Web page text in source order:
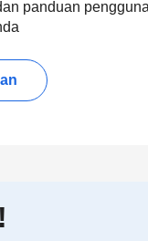
panduan